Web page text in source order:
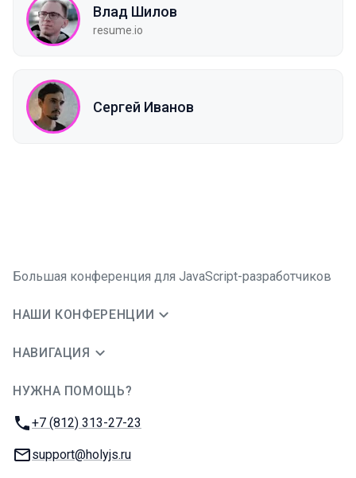
Влад Шилов
resume.io
Сергей Иванов
Большая конференция для JavaScript-разработчиков
НАШИ КОНФЕРЕНЦИИ
НАВИГАЦИЯ
НУЖНА ПОМОЩЬ?
Телефон:
+7 (812) 313-27-23
E-mail:
support@holyjs.ru